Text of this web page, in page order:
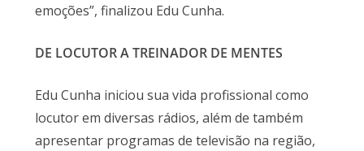
emoções”, finalizou Edu Cunha.
DE LOCUTOR A TREINADOR DE MENTES
Edu Cunha iniciou sua vida profissional como
locutor em diversas rádios, além de também
apresentar programas de televisão na região,